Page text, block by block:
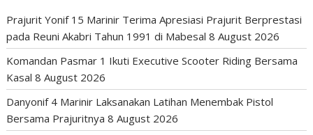
Prajurit Yonif 15 Marinir Terima Apresiasi Prajurit Berprestasi
pada Reuni Akabri Tahun 1991 di Mabesal 8 August 2026
Komandan Pasmar 1 Ikuti Executive Scooter Riding Bersama
Kasal 8 August 2026
Danyonif 4 Marinir Laksanakan Latihan Menembak Pistol
Bersama Prajuritnya 8 August 2026